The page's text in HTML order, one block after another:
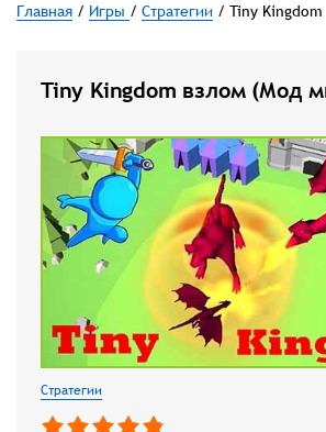
Главная / Игры / Стратегии / Tiny Kingdom
Tiny Kingdom взлом (Мод
Стратегии